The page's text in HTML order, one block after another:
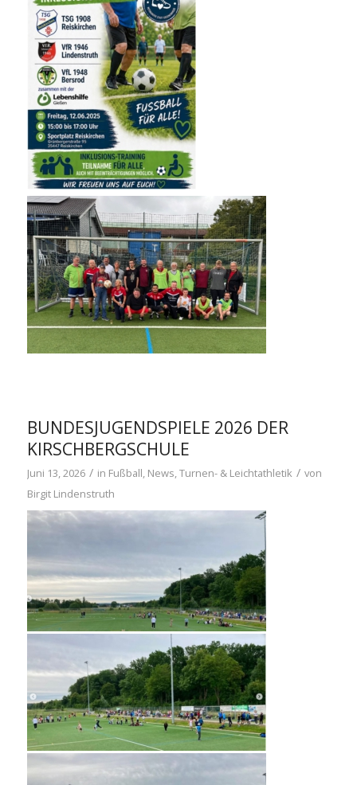
BUNDESJUGENDSPIELE 2026 DER
KIRSCHBERGSCHULE
Juni 13, 2026 / in Fußball, News,Turnen- & Leichtathletik / von
Birgit Lindenstruth